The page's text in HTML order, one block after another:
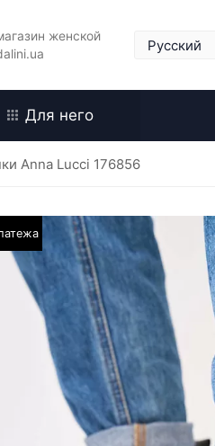
женской
Для него
Anna Lucci 176856